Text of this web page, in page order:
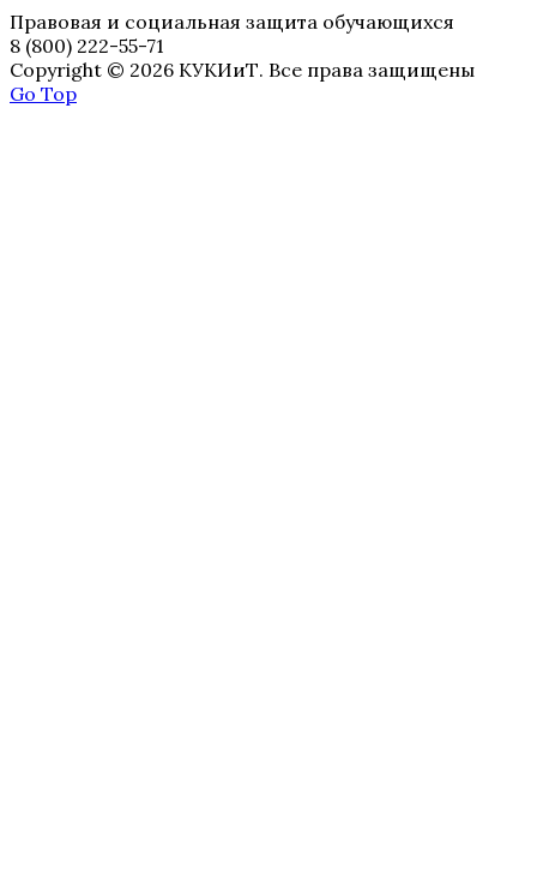
Правовая и социальная защита обучающихся
8 (800) 222-55-71
Copyright © 2026 КУКИиТ. Все права защищены
Go Top